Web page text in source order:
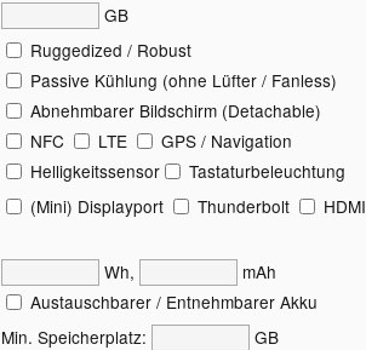
GB
Ruggedized / Robust
Passive Kühlung (ohne Lüfter / Fanless)
Abnehmbarer Bildschirm (Detachable)
NFC
LTE
GPS / Navigation
Helligkeitssensor
Tastaturbeleuchtung
(Mini) Displayport Thunderbolt HDMI
Wh,
mAh
Austauschbarer / Entnehmbarer Akku
Min. Speicherplatz:
GB